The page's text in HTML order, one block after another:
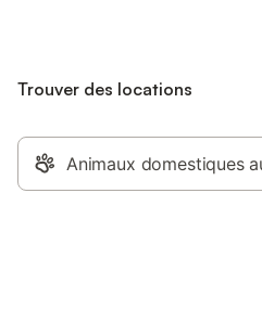
Trouver des locations
Animaux domestiques